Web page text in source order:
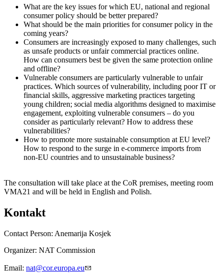
What are the key issues for which EU, national and regional
consumer policy should be better prepared?
What should be the main priorities for consumer policy in the
coming years?
Consumers are increasingly exposed to many challenges, such
as unsafe products or unfair commercial practices online.
How can consumers best be given the same protection online
and offline?
Vulnerable consumers are particularly vulnerable to unfair
practices. Which sources of vulnerability, including poor IT or
financial skills, aggressive marketing practices targeting
young children; social media algorithms designed to maximise
engagement, exploiting vulnerable consumers – do you
consider as particularly relevant? How to address these
vulnerabilities?
How to promote more sustainable consumption at EU level?
How to respond to the surge in e-commerce imports from
non-EU countries and to unsustainable business?
The consultation will take place at the CoR premises, meeting room
VMA21 and will be held in English and Polish.
Kontakt
Contact Person: Anemarija Kosjek
Organizer: NAT Commission
Email: nat@cor.europa.eu